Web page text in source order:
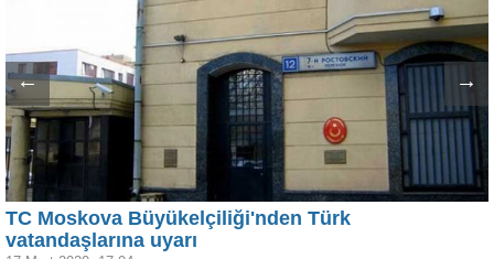
← →
TC Moskova Büyükelçiliği'nden Türk
vatandaşlarına uyarı